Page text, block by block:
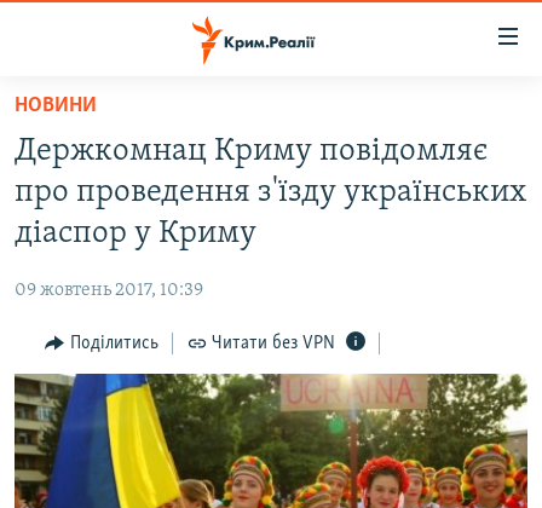
Перейти
основного
матеріалу
Перейти
до
основної
Перейти
до
пошуку
ВОДА.КРИМ
ВІДЕО ТА ФОТО
БЛОГИ
ПОГЛЯД
ІНТЕРВ'Ю
ВСЕ ЗА ДЕНЬ
СПЕЦПРОЕКТИ
НОВИНИ
Держкомнац Криму повідомляє
про проведення з'їзду українських
діаспор у Криму
09 жовтень 2017, 10:39
Поділитись Читати без VPN